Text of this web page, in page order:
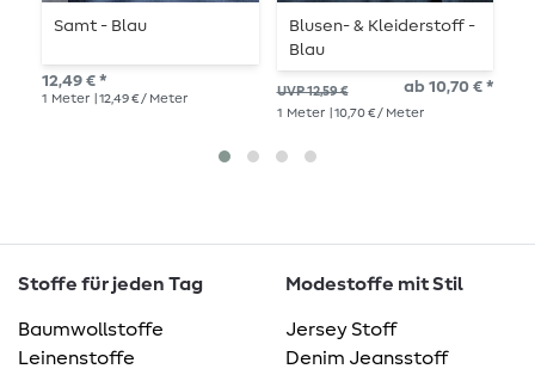
Samt - Blau
12,49 € *
1 Meter | 12,49 € / Meter
Blusen- & Kleiderstoff -
Blau
UVP 12,59 € ab 10,70 € *
1 Meter | 10,70 € / Meter
Stoffe für jeden Tag
Baumwollstoffe
Leinenstoffe
Modestoffe mit Stil
Jersey Stoff
Denim Jeansstoff